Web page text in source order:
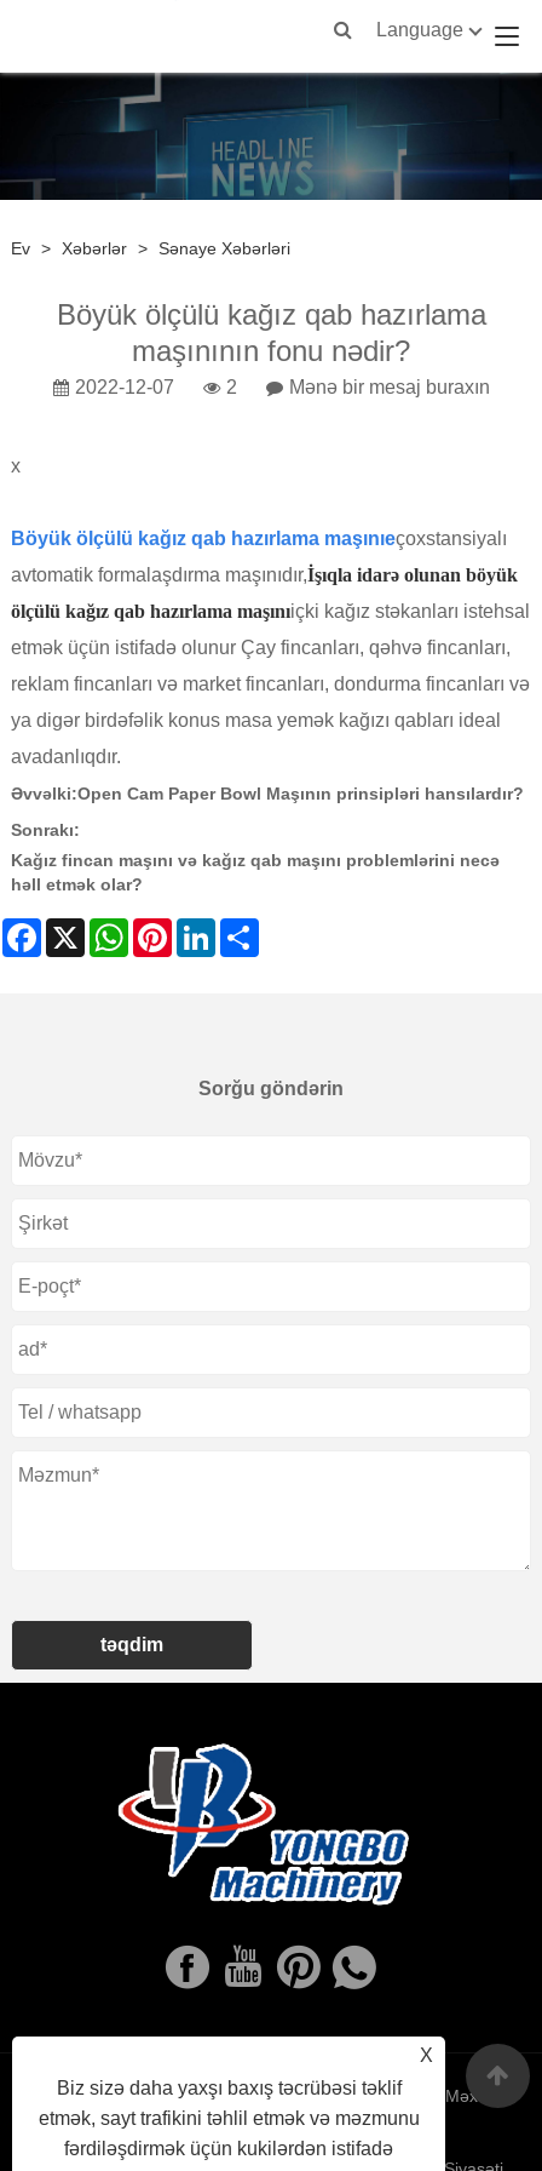
Language
Ev > Xəbərlər > Sənaye Xəbərləri
Böyük ölçülü kağız qab hazırlama
maşınının fonu nədir?
2022-12-07 2 Mənə bir mesaj buraxın
x
Böyük ölçülü kağız qab hazırlama maşınıeçoxstansiyalı
avtomatik formalaşdırma maşınıdır,İşıqla idarə olunan böyük
ölçülü kağız qab hazırlama maşınıiçki kağız stəkanları istehsal
etmək üçün istifadə olunur Çay fincanları, qəhvə fincanları,
reklam fincanları və market fincanları, dondurma fincanları və
ya digər birdəfəlik konus masa yemək kağızı qabları ideal
avadanlıqdır.
Əvvəlki:Open Cam Paper Bowl Maşının prinsipləri hansılardır?
Sonrakı:
Kağız fincan maşını və kağız qab maşını problemlərini necə
həll etmək olar?
Facebook
X WhatsAppPinterestLinkedIn
Sorğu göndərin
təqdim
X
Biz sizə daha yaxşı baxış təcrübəsi təklif
etmək, sayt trafikini təhlil etmək və məzmunu
fərdiləşdirmək üçün kukilərdən istifadə
Links Sitemap RSS XML Məxfilik